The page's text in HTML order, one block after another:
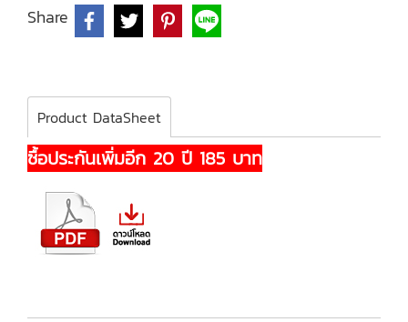
Share
Product DataSheet
ซื้อประกันเพิ่มอีก 20 ปี 185 บาท